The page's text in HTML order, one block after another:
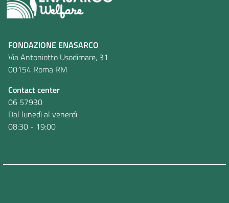
FONDAZIONE ENASARCO
Via Antoniotto Usodimare, 31
00154 Roma RM
Contact center
06 57930
Dal lunedì al venerdì
08:30 - 19:00